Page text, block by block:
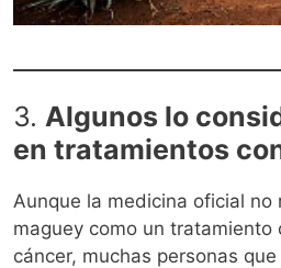
3. Algunos lo
en tratamientos
Aunque la medicina oficial no
maguey como un tratamiento
cáncer, muchas personas